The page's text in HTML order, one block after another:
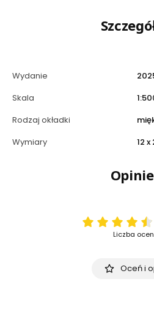
Wydanie
Skala
Rodzaj okładki
Wymiary
12
Opinie
Liczba
Oceń i